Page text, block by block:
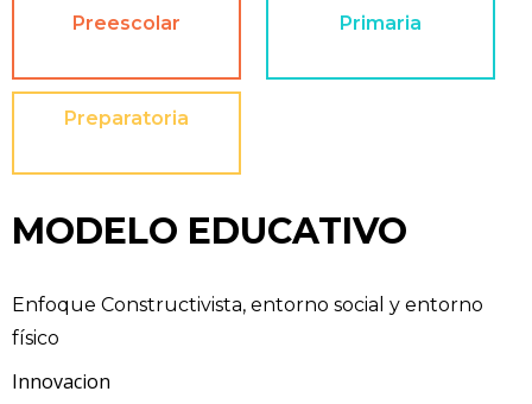
Preescolar Primaria
Preparatoria
MODELO EDUCATIVO
Enfoque Constructivista, entorno social y entorno
físico
Innovacion